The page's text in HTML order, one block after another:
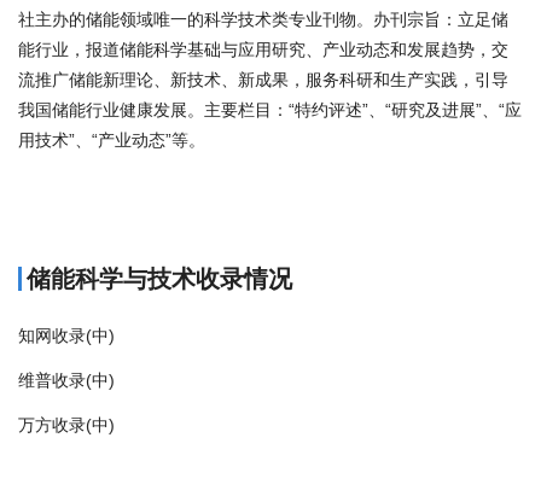
社主办的储能领域唯一的科学技术类专业刊物。办刊宗旨：立足储
能行业，报道储能科学基础与应用研究、产业动态和发展趋势，交
流推广储能新理论、新技术、新成果，服务科研和生产实践，引导
我国储能行业健康发展。主要栏目：“特约评述”、“研究及进展”、“应
用技术”、“产业动态”等。
储能科学与技术收录情况
知网收录(中)
维普收录(中)
万方收录(中)